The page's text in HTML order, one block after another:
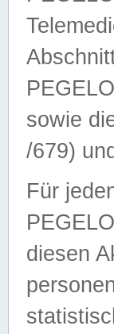
sowie
/679)
Für
diesen